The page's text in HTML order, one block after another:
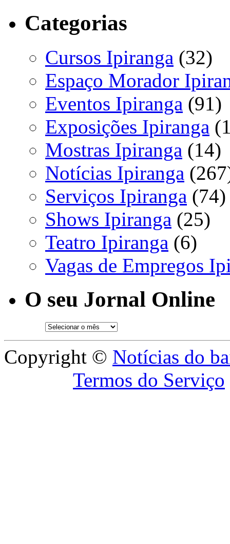
Categorias
Cursos Ipiranga (32)
Espaço Morador
Eventos Ipiranga (91)
Exposições Ipiranga
Mostras Ipiranga (14)
Notícias Ipiranga
Serviços Ipiranga (74)
Shows Ipiranga (25)
Teatro Ipiranga (6)
Vagas de Empregos
O seu Jornal Online
Copyright © Notícias do
Termos do Serviço